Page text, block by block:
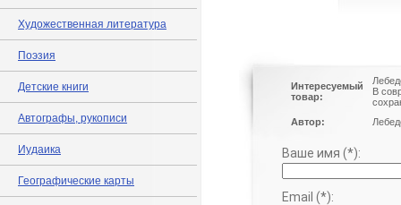
Художественная литература
Поэзия
Детские книги
Автографы, рукописи
Иудаика
Географические карты
Интересуемый
товар:
В
Автор:
Ваше имя (*):
Email (*):